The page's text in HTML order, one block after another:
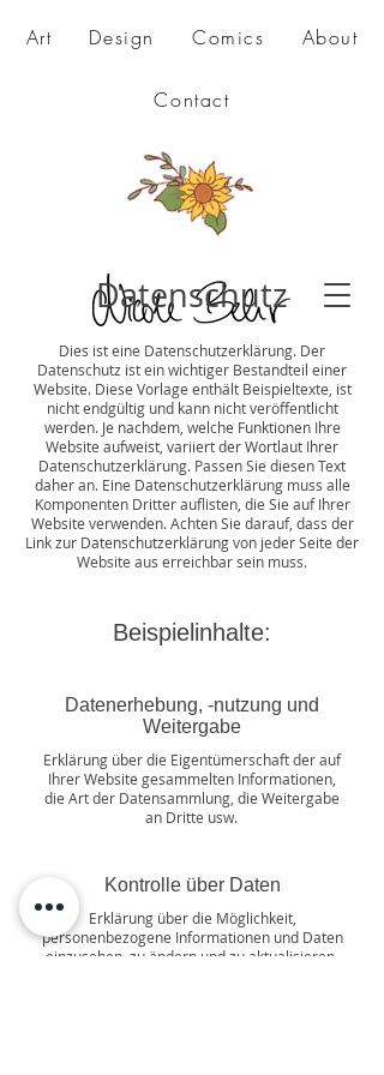
Art Design Comics About
Contact
Datenschutz
Dies ist eine Datenschutzerklärung. Der
Datenschutz ist ein wichtiger Bestandteil einer
Website. Diese Vorlage enthält Beispieltexte, ist
nicht endgültig und kann nicht veröffentlicht
werden. Je nachdem, welche Funktionen Ihre
Website aufweist, variiert der Wortlaut Ihrer
Datenschutzerklärung. Passen Sie diesen Text
daher an. Eine Datenschutzerklärung muss alle
Komponenten Dritter auflisten, die Sie auf Ihrer
Website verwenden. Achten Sie darauf, dass der
Link zur Datenschutzerklärung von jeder Seite der
Website aus erreichbar sein muss.
Beispielinhalte:
Datenerhebung, -nutzung und
Weitergabe
Erklärung über die Eigentümerschaft der auf
Ihrer Website gesammelten Informationen,
die Art der Datensammlung, die Weitergabe
an Dritte usw.
Kontrolle über Daten
Erklärung über die Möglichkeit,
personenbezogene Informationen und Daten
einzusehen, zu ändern und zu aktualisieren,